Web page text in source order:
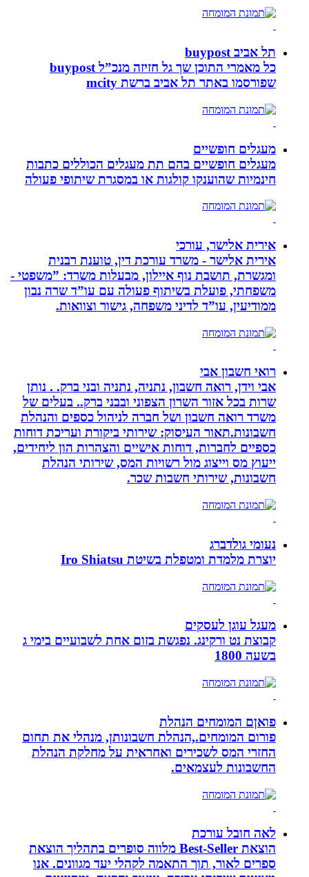
תל אביב buypost
כל מאמרי התוכן שך גל חזיזה מנכ”ל buypost
שפורסמו באתר תל אביב ברשת mcity
מעגלים חופשיים
מעגלים חופשיים בהם תת מעגלים הכוללים כתבות
חינמיות שהוענקו קולגות או במסגרת שיתופי פעולה
אירית אלישר, עורכי
אירית אלישר - משרד עורכת דין, טוענת רבנית
ומגשרת, תושבת נוף איילון, מבעלות משרד: ”משפטי -
משפחתי, פועלת בשיתוף פעולה עם עו”ד שרה נבון
ממודיעין, עו”ד לדיני משפחה, גישור וצוואות.
רואי חשבון אבי
אבי וידן, רואה חשבון, נתניה, נתניה ובני ברק. . נותן
שרות בכל אזור השרון הצפוני ובבני ברק.. בעלים של
משרד רואה חשבון ושל חברה לניהול כספים והנהלת
חשבונות.תאור העיסוק: שירותי ביקורת ועריכת דוחות
כספיים לחברות, דוחות אישיים והצהרות הון ליחידים,
ייעוץ מס וייצוג מול רשויות המס, שירותי הנהלת
חשבונות, שירותי חשבות שכר.
נעומי גולדברג
יוצרת מלמדת ומטפלת בשיטת Iro Shiatsu
מעגל עוגן לעסקים
קבוצת נט ורקינג. נפגשת בזום אחת לשבועיים בימי ג
בשעה 1800
פואןם המומחים הנהלת
פורום המומחים.,הנהלת חשבונותן, מנהלי את תחום
החזרי המס לשכירים ואחראית על מחלקת הנהלת
החשבונות לעצמאים.
לאה חובל עורכת
הוצאת Best-Seller מלווה סופרים בתהליך הוצאת
ספרים לאור, תוך התאמה לקהלי יעד מגוונים. אנו